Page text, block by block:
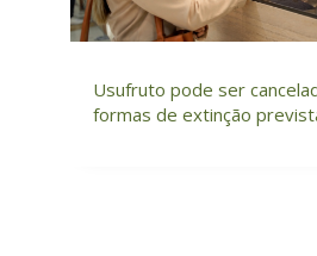
Usufruto pode ser
formas de extinção